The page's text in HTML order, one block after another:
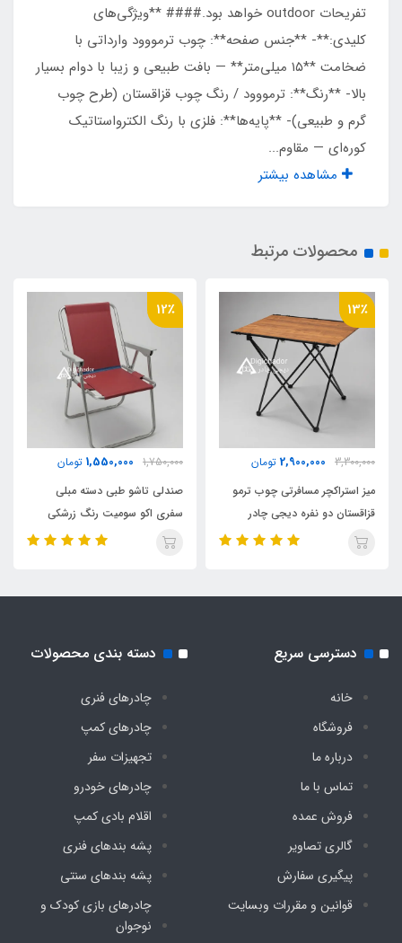
طول بسته بندی
تفریحات outdoor خواهد بود.#### **ویژگی‌های
کلیدی:**- **جنس صفحه**: چوب ترمووود وارداتی با
ضخامت **۱۵ میلی‌متر** — بافت طبیعی و زیبا با دوام بسیار
بالا- **رنگ**: ترمووود / رنگ چوب قزاقستان (طرح چوب
گرم و طبیعی)- **پایه‌ها**: فلزی با رنگ الکترواستاتیک
کوره‌ای — مقاوم...
مشاهده بیشتر
محصولات مرتبط
13٪
3,300,000
2,900,000 تومان
میز استراکچر مسافرتی چوب ترمو
قزاقستان دو نفره دیجی چادر
12٪
1,750,000
1,550,000 تومان
صندلی تاشو طبی دسته مبلی
سفری اکو سومیت رنگ زرشکی
دسترسی سریع
خانه
فروشگاه
درباره ما
تماس با ما
فروش عمده
گالری تصاویر
پیگیری سفارش
قوانین و مقررات وبسایت
دسته بندی محصولات
چادرهای فنری
چادرهای کمپ
تجهیزات سفر
چادرهای خودرو
اقلام بادی کمپ
پشه‌ بندهای فنری
پشه‌ بندهای سنتی
چادرهای بازی کودک و
نوجوان